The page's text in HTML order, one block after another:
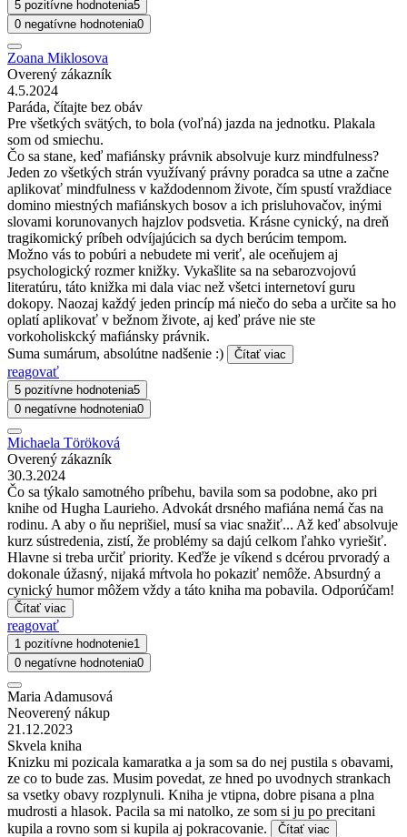
5 pozitívne hodnotenia5
0 negatívne hodnotenia0
Zoana Miklosova
Overený zákazník
4.5.2024
Paráda, čítajte bez obáv
Pre všetkých svätých, to bola (voľná) jazda na jednotku. Plakala
som od smiechu.
Čo sa stane, keď mafiánsky právnik absolvuje kurz mindfulness?
Jeden zo všetkých strán využívaný právny poradca sa utne a začne
aplikovať mindfulness v každodennom živote, čím spustí vraždiace
domino miestných mafiánskych bosov a ich prisluhovačov, inými
slovami korunovanych hajzlov podsvetia. Krásne cynický, na dreň
tragikomický príbeh odvíjajúcich sa dych berúcim tempom.
Možno vás to pobúri a nebudete mi veriť, ale oceňujem aj
psychologický rozmer knižky. Vykašlite sa na sebarozvojovú
literatúru, táto knižka mi dala viac než všetci internetoví guru
dokopy. Naozaj každý jeden princíp má niečo do seba a určite sa ho
oplatí aplikovať v bežnom živote, aj keď práve nie ste
vorkoholiskcký mafiánsky právnik.
Suma sumárum, absolútne nadšenie :)
Čítať viac
reagovať
5 pozitívne hodnotenia5
0 negatívne hodnotenia0
Michaela Töröková
Overený zákazník
30.3.2024
Čo sa týkalo samotného príbehu, bavila som sa podobne, ako pri
knihe od Hugha Laurieho. Advokát drsného mafiána nemá čas na
rodinu. A aby o ňu neprišiel, musí sa viac snažiť... Až keď absolvuje
kurz sústredenia, zistí, že problémy sa dajú celkom ľahko vyriešiť.
Hlavne si treba určiť priority. Keďže je víkend s dcérou prvoradý a
dokonale úžasný, nijaká mŕtvola ho pokaziť nemôže. Absurdný a
cynický humor môžem vždy a táto kniha ma pobavila. Odporúčam!
Čítať viac
reagovať
1 pozitívne hodnotenie1
0 negatívne hodnotenia0
Maria Adamusová
Neoverený nákup
21.12.2023
Skvela kniha
Knizku mi pozicala kamaratka a ja som sa do nej pustila s obavami,
ze co to bude zas. Musim povedat, ze hned po uvodnych strankach
sa vsetky obavy rozplynuli. Kniha je vtipna, dobre pisana a plna
mudrosti a hlasok. Pacila sa mi natolko, ze som si ju po precitani
kupila a rovno som si kupila aj pokracovanie.
Čítať viac